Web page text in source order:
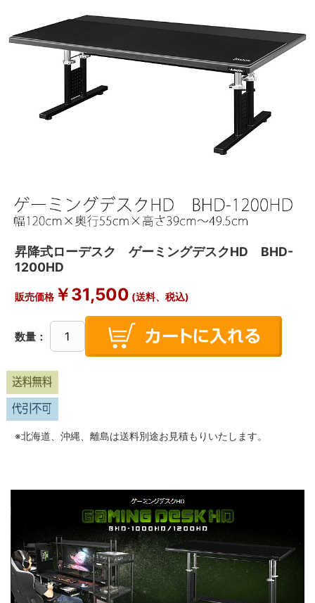
昇降式ローデスク ゲーミングデスクHD BHD-
1200HD
販売価格￥31,500 (送料、税込)
数量：
※北海道、沖縄、離島は送料別途お見積もりいたします。